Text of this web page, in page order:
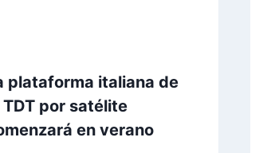
plataforma italiana de
TDT por satélite
en verano